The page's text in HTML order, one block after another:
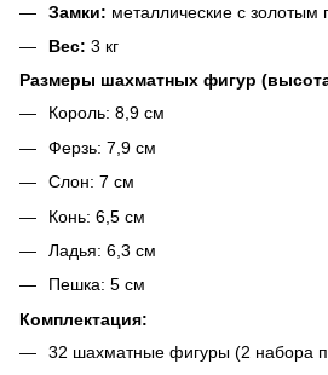
Замки: металлические с золотым
Вес: 3 кг
Размеры шахматных фигур
Король: 8,9 см
Ферзь: 7,9 см
Слон: 7 см
Конь: 6,5 см
Ладья: 6,3 см
Пешка: 5 см
Комплектация:
32 шахматные фигуры (2 набора